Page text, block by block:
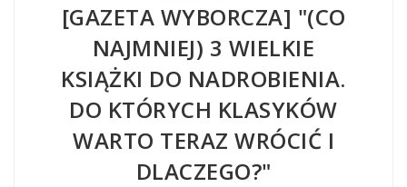
[GAZETA WYBORCZA] "(CO
NAJMNIEJ) 3 WIELKIE
KSIĄŻKI DO NADROBIENIA.
DO KTÓRYCH KLASYKÓW
WARTO TERAZ WRÓCIĆ I
DLACZEGO?"